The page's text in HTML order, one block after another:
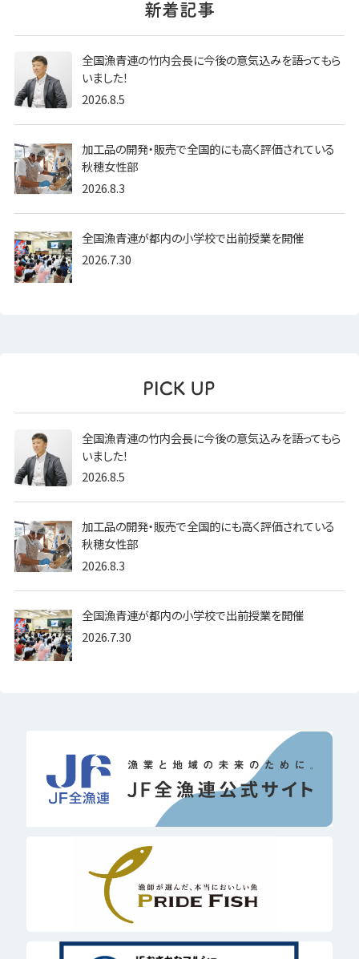
全国漁青連の竹内会長に今後の意気込みを語ってもら
いました！
2026.8.5
加工品の開発・販売で全国的にも高く評価されている
秋穂女性部
2026.8.3
全国漁青連が都内の小学校で出前授業を開催
2026.7.30
全国漁青連の竹内会長に今後の意気込みを語ってもら
いました！
2026.8.5
加工品の開発・販売で全国的にも高く評価されている
秋穂女性部
2026.8.3
全国漁青連が都内の小学校で出前授業を開催
2026.7.30